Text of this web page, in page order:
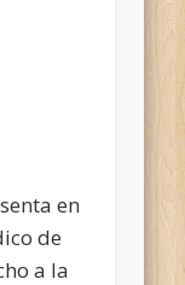
en
de
a la